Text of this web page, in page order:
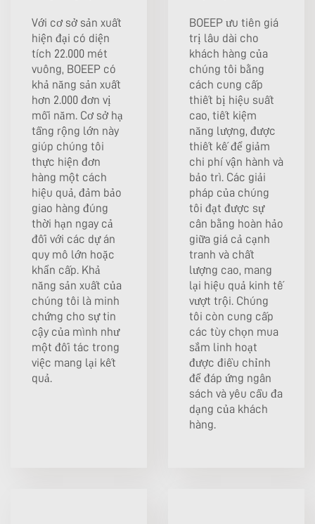
Với cơ sở sản xuất
hiện đại có diện
tích 22.000 mét
vuông, BOEEP có
khả năng sản xuất
hơn 2.000 đơn vị
mỗi năm. Cơ sở hạ
tầng rộng lớn này
giúp chúng tôi
thực hiện đơn
hàng một cách
hiệu quả, đảm bảo
giao hàng đúng
thời hạn ngay cả
đối với các dự án
quy mô lớn hoặc
khẩn cấp. Khả
năng sản xuất của
chúng tôi là minh
chứng cho sự tin
cậy của mình như
một đối tác trong
việc mang lại kết
quả.
BOEEP ưu tiên giá
trị lâu dài cho
khách hàng của
chúng tôi bằng
cách cung cấp
thiết bị hiệu suất
cao, tiết kiệm
năng lượng, được
thiết kế để giảm
chi phí vận hành và
bảo trì. Các giải
pháp của chúng
tôi đạt được sự
cân bằng hoàn hảo
giữa giá cả cạnh
tranh và chất
lượng cao, mang
lại hiệu quả kinh tế
vượt trội. Chúng
tôi còn cung cấp
các tùy chọn mua
sắm linh hoạt
được điều chỉnh
để đáp ứng ngân
sách và yêu cầu đa
dạng của khách
hàng.